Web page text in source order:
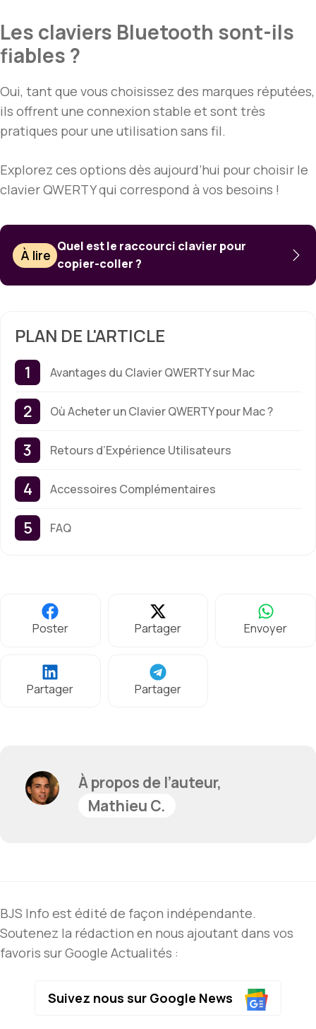
Les claviers Bluetooth sont-ils
fiables ?
Oui, tant que vous choisissez des marques réputées,
ils offrent une connexion stable et sont très
pratiques pour une utilisation sans fil.
Explorez ces options dès aujourd’hui pour choisir le
clavier QWERTY qui correspond à vos besoins !
À lire
Quel est le raccourci clavier pour
copier-coller ?
PLAN DE L'ARTICLE
Avantages du Clavier QWERTY sur Mac
Où Acheter un Clavier QWERTY pour Mac ?
Retours d’Expérience Utilisateurs
Accessoires Complémentaires
FAQ
Poster Partager Envoyer
Partager Partager
À propos de l’auteur,
Mathieu C.
BJS Info est édité de façon indépendante.
Soutenez la rédaction en nous ajoutant dans vos
favoris sur Google Actualités :
Suivez nous sur Google News